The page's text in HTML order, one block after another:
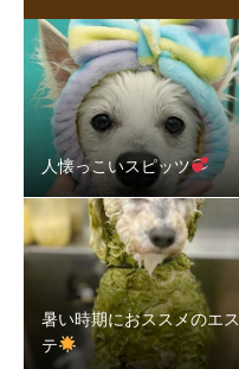
人懐っこいスピッツ
暑い時期におススメのエス
テ